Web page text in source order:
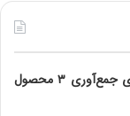
دستور سازمان غذا و دارو برای جمع‌آوری ۳ محصول